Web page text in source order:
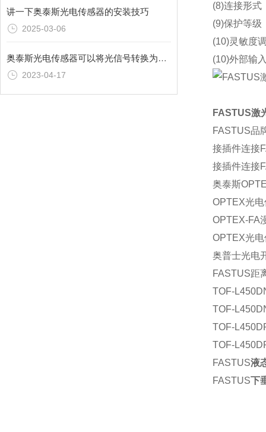
讲一下奥泰斯光电传感器的安装技巧
2025-03-06
奥泰斯光电传感器可以将光信号转换为电信号
2023-04-17
(8)连接形式
(9)保护等级
(10)灵敏度
(10)外部输
FASTUS激
FASTUS品
接插件连接
接插件连接
奥泰斯
OPTEX光
OPTEX-FA
OPTEX光
奥普士光电
FASTUS距
TOF-
TOF-
TOF-
TOF-
FASTUS液
FASTUS下